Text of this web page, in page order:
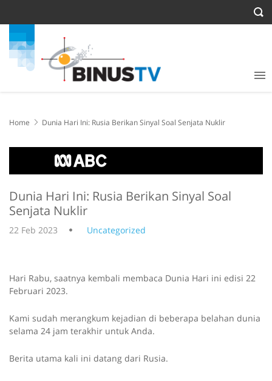
Home Dunia Hari Ini: Rusia Berikan Sinyal Soal Senjata Nuklir
Dunia Hari Ini: Rusia Berikan Sinyal Soal
Senjata Nuklir
22 Feb 2023 Uncategorized
Hari Rabu, saatnya kembali membaca Dunia Hari ini edisi 22
Februari 2023.
Kami sudah merangkum kejadian di beberapa belahan dunia
selama 24 jam terakhir untuk Anda.
Berita utama kali ini datang dari Rusia.